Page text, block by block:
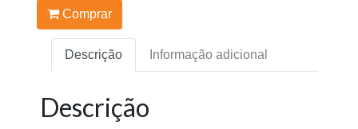
Comprar
Descrição Informação adicional
Descrição